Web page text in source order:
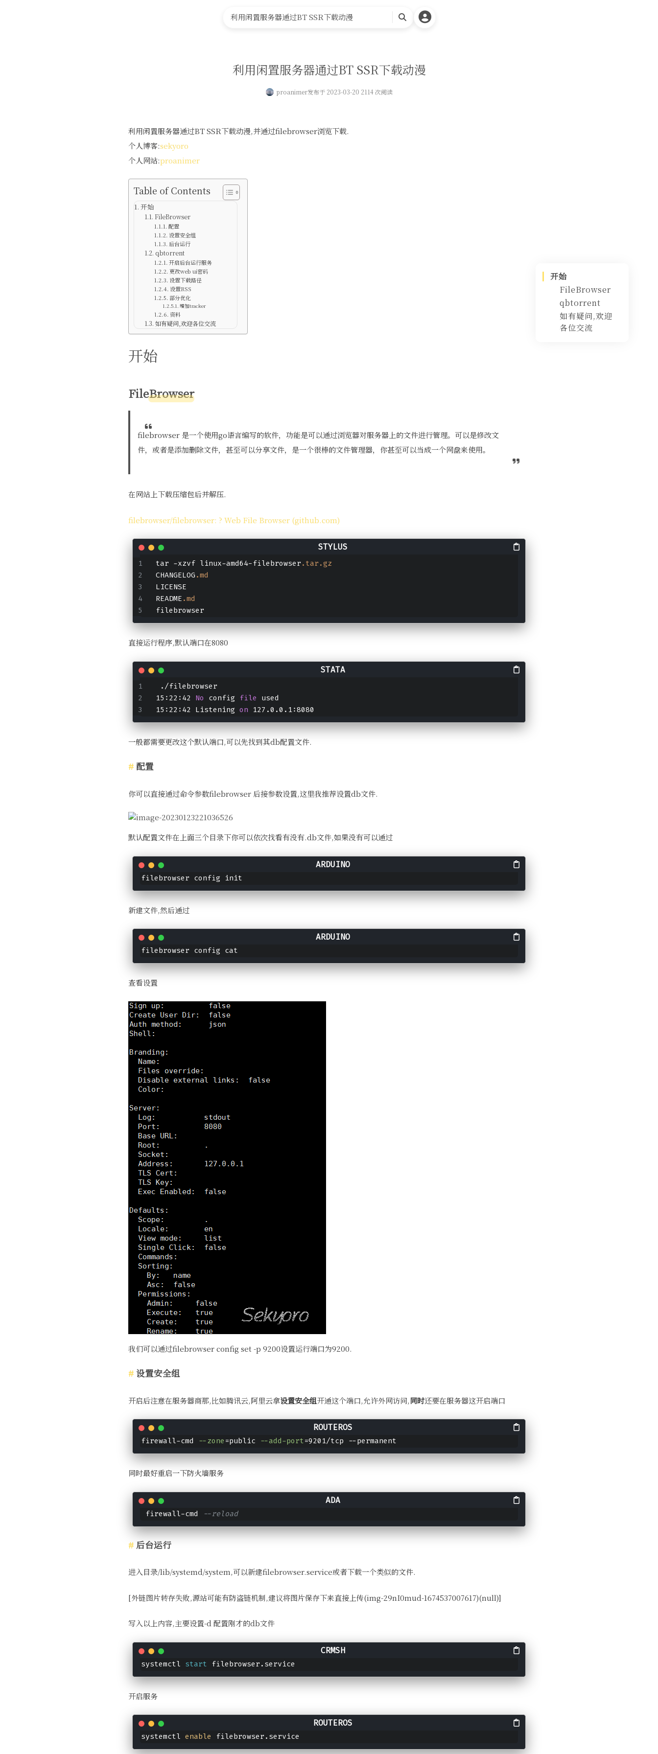
利用闲置服务器通过BT SSR下载动漫
搜
利用闲置服务器通过BT SSR下载动漫
proanimer发布于 2023-03-20 2114 次阅读
利用闲置服务器通过BT SSR下载动漫,并通过filebrowser浏览下载.
个人博客:sekyoro
个人网站:proanimer
Table of Contents
开始
FileBrowser
配置
设置安全组
后台运行
qbtorrent
开启后台运行服务
更改web ui密码
设置下载路径
设置RSS
部分优化
增加tracker
资料
如有疑问,欢迎各位交流
开始
FileBrowser
filebrowser 是一个使用go语言编写的软件，功能是可以通过浏览器对服务器上的文件进行管理。可以是修改文
件，或者是添加删除文件，甚至可以分享文件，是一个很棒的文件管理器，你甚至可以当成一个网盘来使用。
在网站上下载压缩包后并解压.
filebrowser/filebrowser: ? Web File Browser (github.com)
tar -xzvf linux-amd64-filebrowser.tar .gz
CHANGELOG .md
LICENSE
README .md
filebrowser
直接运行程序,默认端口在8080
./filebrowser
15:22:42 No config file used
15:22:42 Listening on 127.0.0.1:8080
一般都需要更改这个默认端口,可以先找到其db配置文件.
配置
你可以直接通过命令参数filebrowser 后接参数设置,这里我推荐设置db文件.
默认配置文件在上面三个目录下你可以依次找看有没有.db文件,如果没有可以通过
filebrowser config init
新建文件,然后通过
filebrowser config cat
查看设置
我们可以通过filebrowser config set -p 9200设置运行端口为9200.
设置安全组
开启后注意在服务器商那,比如腾讯云,阿里云拿设置安全组开通这个端口,允许外网访问,同时还要在服务器这开启端口
firewall-cmd --zone =public --add-port=9201/tcp --permanent
同时最好重启一下防火墙服务
firewall-cmd --reload
后台运行
进入目录/lib/systemd/system,可以新建filebrowser.service或者下载一个类似的文件.
[外链图片转存失败,源站可能有防盗链机制,建议将图片保存下来直接上传(img-29nI0mud-1674537007617)(null)]
写入以上内容,主要设置-d 配置刚才的db文件
systemctl start filebrowser.service
开启服务
systemctl enable filebrowser.service
开始
FileBrowser
配置
设置安全组
后台运行
qbtorrent
开启后台运
行服务
如有疑问,欢迎
各位交流